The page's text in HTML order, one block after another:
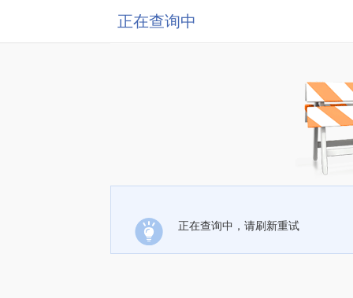
正在查询中
正在查询中，请刷新重试